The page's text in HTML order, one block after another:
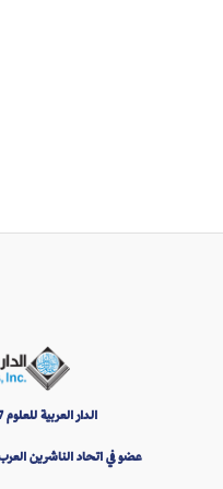
الدار العربية للعلوم 1987-2026 - جميع الحقوق محفوظة
عضو في اتحاد الناشرين